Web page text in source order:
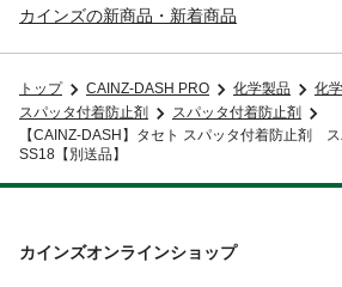
カインズの新商品・新着商品
トップ CAINZ-DASH PRO 化学製品
化
スパッタ付着防止剤
スパッタ付着防止剤
【CAINZ-DASH】タセト スパッタ付着防止剤
SS18【別送品】
カインズオンラインショップ